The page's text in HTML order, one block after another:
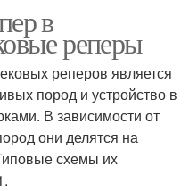
в
реперы
реперов является
пород и устройство в
В зависимости от
они делятся на
схемы их